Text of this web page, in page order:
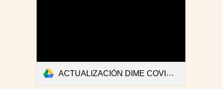
ACTUALIZACIÓN DIME COVID-Boletin #40 Final-1.pdf